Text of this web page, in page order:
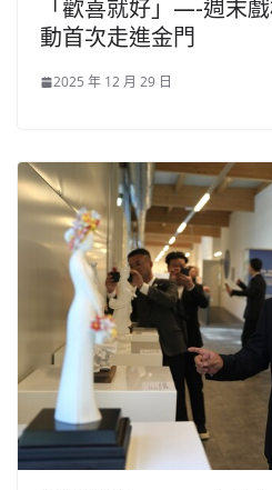
「歡喜就好」—-週末
動首次走進金門
2025 年 12 月 29 日